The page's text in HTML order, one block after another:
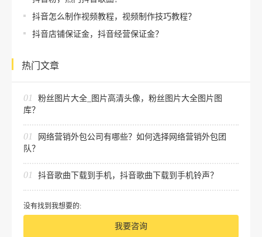
抖音怎么制作视频教程，视频制作技巧教程？
抖音店铺保证金，抖音经营保证金？
热门文章
01
粉丝图片大全_图片高清头像，粉丝图片大全图片图
库？
01
网络营销外包公司有哪些？如何选择网络营销外包团
队？
01 抖音歌曲下载到手机，抖音歌曲下载到手机铃声？
没有找到我想要的:
我要咨询